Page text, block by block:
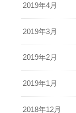
2019年4月
2019年3月
2019年2月
2019年1月
2018年12月